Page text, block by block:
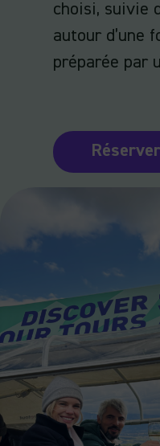
choisi, suivie
autour d’une
préparée par
Réserver